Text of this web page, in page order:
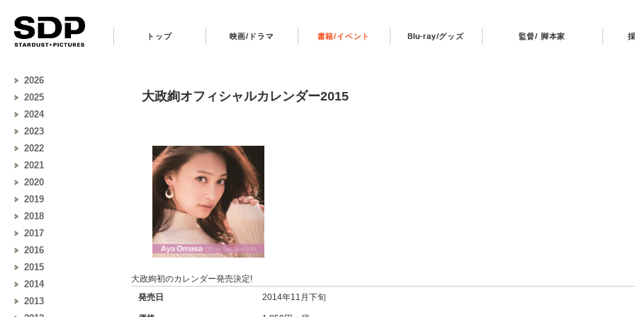
トップ 映画/ドラマ 書籍/イベント Blu-ray/グッズ 監督/ 脚本家
2026
2025
2024
2023
2022
2021
2020
2019
2018
2017
2016
2015
2014
2013
大政絢オフィシャルカレンダー2015
大政絢初のカレンダー発売決定!
発売日
2014年11月下旬